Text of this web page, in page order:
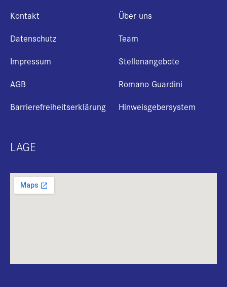
Kontakt
Datenschutz
Impressum
AGB
Barrierefreiheitserklärung
Über uns
Team
Stellenangebote
Romano Guardini
Hinweisgebersystem
LAGE